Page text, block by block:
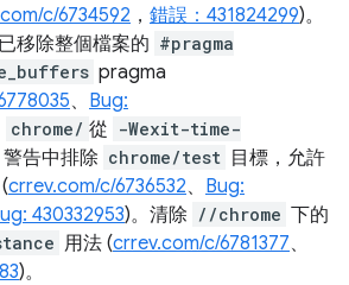
c/6734592 ， 錯誤：431824299)。
移除整個檔案的 #pragma
pragma
、 Bug:
chrome/ 從 -Wexit-time-
警告中排除 chrome/test 目標，允許
crrev.com/c/6736532、 Bug:
430332953)。清除 //chrome 下的
用法 (crrev.com/c/6781377、
)。